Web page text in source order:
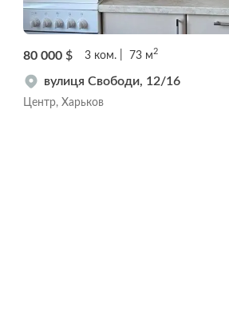
80 000 $ 3 ком. 73 м2
вулиця Свободи, 12/16
Центр, Харьков